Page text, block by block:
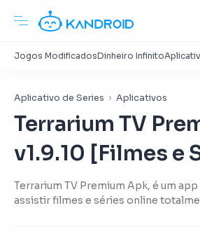
Aplicativo de Series Aplicativos
Terrarium TV
v1.9.10 [Filmes e
Terrarium TV Premium Apk, é um
assistir filmes e séries online